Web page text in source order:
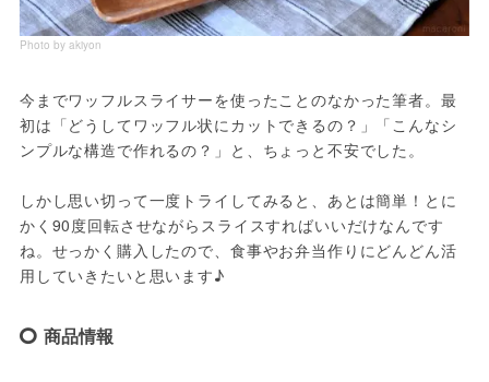
Photo by akiyon
今までワッフルスライサーを使ったことのなかった筆者。最
初は「どうしてワッフル状にカットできるの？」「こんなシ
ンプルな構造で作れるの？」と、ちょっと不安でした。
しかし思い切って一度トライしてみると、あとは簡単！とに
かく90度回転させながらスライスすればいいだけなんです
ね。せっかく購入したので、食事やお弁当作りにどんどん活
用していきたいと思います♪
商品情報